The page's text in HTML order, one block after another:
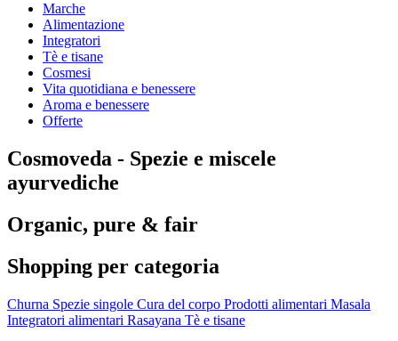
Marche
Alimentazione
Integratori
Tè e tisane
Cosmesi
Vita quotidiana e benessere
Aroma e benessere
Offerte
Cosmoveda - Spezie e miscele
ayurvediche
Organic, pure & fair
Shopping per categoria
Churna Spezie singole Cura del corpo Prodotti alimentari Masala
Integratori alimentari Rasayana Tè e tisane